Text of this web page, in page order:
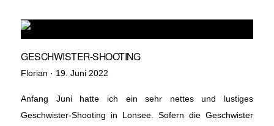
GESCHWISTER-SHOOTING
Florian · Veröffentlicht
19. Juni 2022
Anfang Juni hatte ich ein sehr nettes und lustiges
Geschwister-Shooting in Lonsee. Sofern die Geschwister